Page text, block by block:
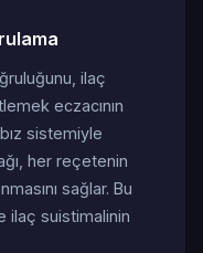
ilaç
eczacının
sistemiyle
her reçetenin
sağlar. Bu
ilaç suistimalinin